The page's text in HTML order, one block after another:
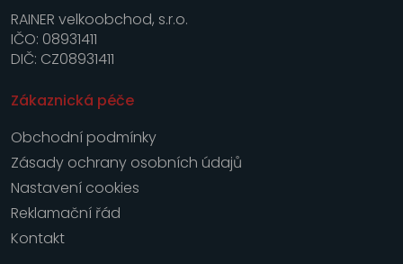
RAINER velkoobchod, s.r.o.
IČO: 08931411
DIČ: CZ08931411
Zákaznická péče
Obchodní podmínky
Zásady ochrany osobních údajů
Nastavení cookies
Reklamační řád
Kontakt